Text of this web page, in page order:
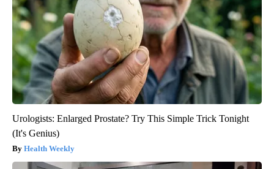
Urologists: Enlarged Prostate? Try This Simple Trick Tonight
(It's Genius)
Health Weekly